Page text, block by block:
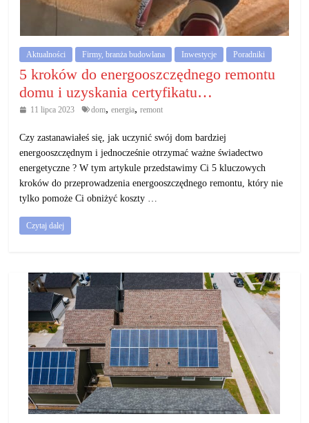
gospodarczą.
Porady
biznesowe
Aktualności Firmy, branża budowlana Inwestycje Poradniki
5 kroków do energooszczędnego remontu
domu i uzyskania certyfikatu…
11 lipca 2023 dom, energia, remont
Czy zastanawiałeś się, jak uczynić swój dom bardziej
energooszczędnym i jednocześnie otrzymać ważne świadectwo
energetyczne ? W tym artykule przedstawimy Ci 5 kluczowych
kroków do przeprowadzenia energooszczędnego remontu, który nie
tylko pomoże Ci obniżyć koszty …
Czytaj dalej